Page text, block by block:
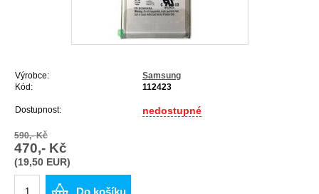
Výrobce:
Samsung
Kód:
112423
Dostupnost: nedostupné
590,- Kč
470,- Kč
(19,50 EUR)
Do košíku